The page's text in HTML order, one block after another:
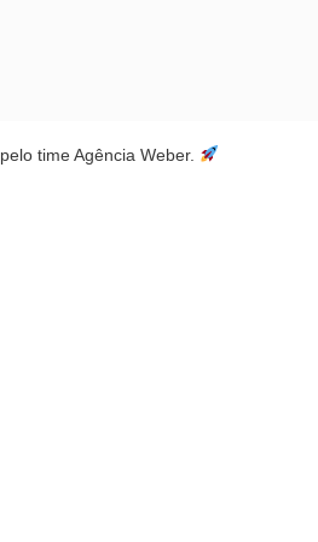
pelo time Agência Weber.